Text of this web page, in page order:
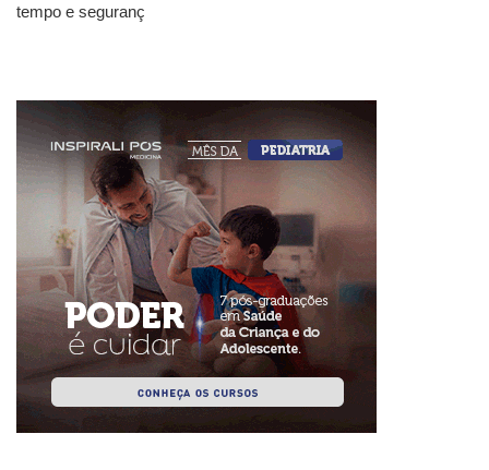
tempo e seguranç